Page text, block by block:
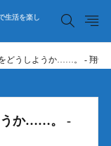
生活を楽し
をどうしようか……。 - 翔也
うか……。 -